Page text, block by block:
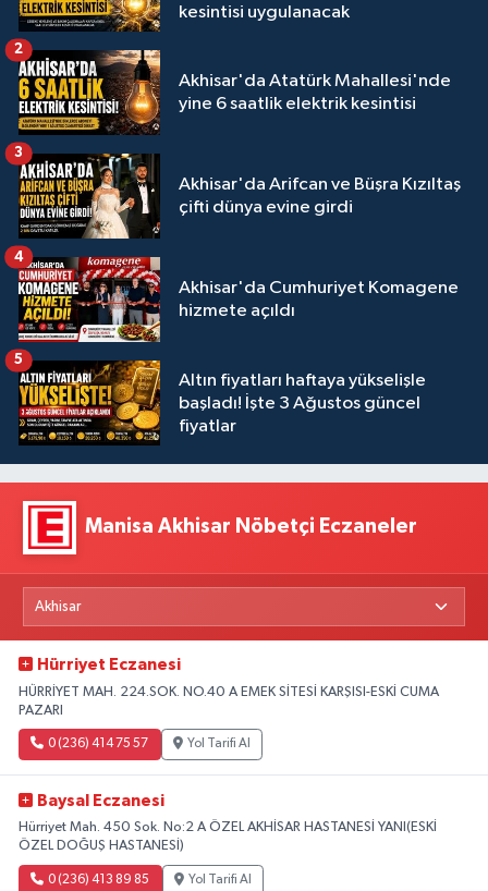
kesintisi uygulanacak
Akhisar'da Atatürk Mahallesi'nde
yine 6 saatlik elektrik kesintisi
2
Akhisar'da Arifcan ve Büşra Kızıltaş
çifti dünya evine girdi
3
Akhisar'da Cumhuriyet Komagene
hizmete açıldı
4
Altın fiyatları haftaya yükselişle
başladı! İşte 3 Ağustos güncel
fiyatlar
5
Manisa Akhisar Nöbetçi Eczaneler
Hürriyet Eczanesi
HÜRRİYET MAH. 224.SOK. NO.40 A EMEK SİTESİ KARŞISI-ESKİ CUMA
PAZARI
0 (236) 414 75 57 Yol Tarifi Al
Baysal Eczanesi
Hürriyet Mah. 450 Sok. No:2 A ÖZEL AKHİSAR HASTANESİ YANI(ESKİ
ÖZEL DOĞUŞ HASTANESİ)
0 (236) 413 89 85 Yol Tarifi Al